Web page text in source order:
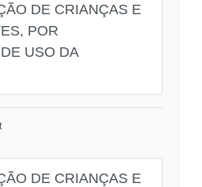
DE CRIANÇAS E
POR
USO DA
DE CRIANÇAS E